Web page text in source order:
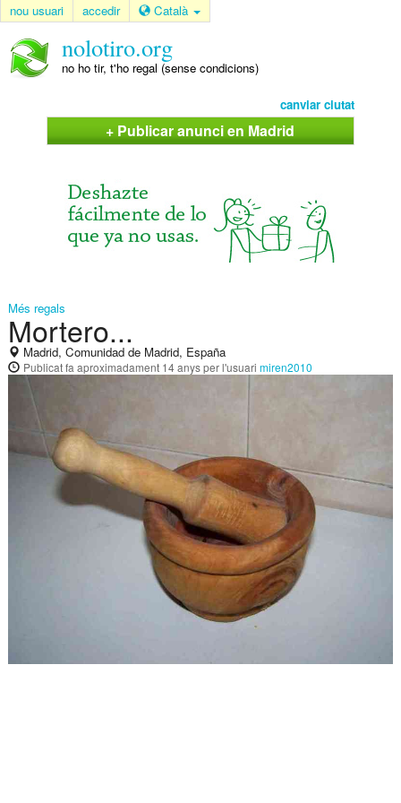
nou usuari accedir Català
nolotiro.org
no ho tir, t'ho regal (sense condicions)
canviar ciutat
+ Publicar anunci en Madrid
Més regals
Mortero...
Madrid, Comunidad de Madrid, España
Publicatfa aproximadament 14 anysper l'usuari miren2010